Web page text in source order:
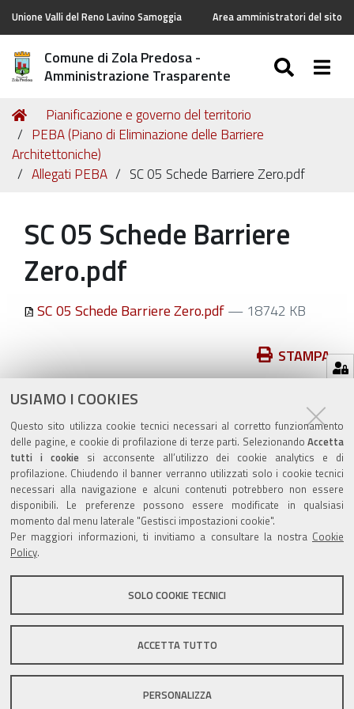
USIAMO I COOKIES
Questo sito utilizza cookie tecnici necessari al corretto funzionamento
delle pagine, e cookie di profilazione di terze parti. Selezionando Accetta
tutti i cookiesi acconsente all’utilizzo dei cookie analytics e di
profilazione. Chiudendo il banner verranno utilizzati solo i cookie tecnici
necessari alla navigazione e alcuni contenuti potrebbero non essere
disponibili. Le preferenze possono essere modificate in qualsiasi
momento dal menu laterale "Gestisci impostazioni cookie".
Per maggiori informazioni, ti invitiamo a consultare la nostra Cookie
Policy.
SOLO COOKIE TECNICI
ACCETTA TUTTO
PERSONALIZZA
Unione Valli del Reno Lavino Samoggia Area amministratori del sito
Comune di Zola Predosa -
Amministrazione Trasparente
Tu
sei
qui:
Home
Pianificazione e governo del territorio
PEBA (Piano di Eliminazione delle Barriere
Architettoniche)
Allegati PEBA
SC 05 Schede Barriere Zero.pdf
SC 05 Schede Barriere
Zero.pdf
SC 05 Schede Barriere Zero.pdf— 18742 KB
sul
documento
STAMPA
ultima modifica
Valuta questo sito
Sito istituzionale Comune di Zola Predosa
Privacy policy|DPO|Accessibilità